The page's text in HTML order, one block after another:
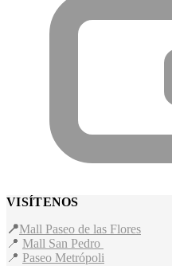
VISÍTENOS
📍Mall Paseo de las Flores
📍 Mall San Pedro
📍 Paseo Metrópoli